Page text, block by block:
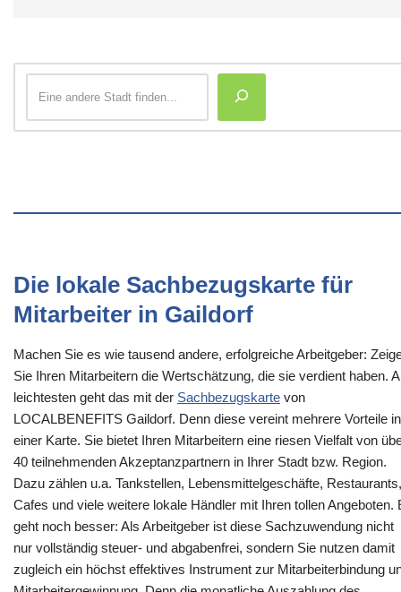
Die lokale Sachbezugskarte für
Mitarbeiter in Gaildorf
Machen Sie es wie tausend andere, erfolgreiche Arbeitgeber:
Sie Ihren Mitarbeitern die Wertschätzung, die sie verdient haben.
leichtesten geht das mit der Sachbezugskarte von
LOCALBENEFITS Gaildorf. Denn diese vereint mehrere Vorteile in
einer Karte. Sie bietet Ihren Mitarbeitern eine riesen Vielfalt von
40 teilnehmenden Akzeptanzpartnern in Ihrer Stadt bzw. Region.
Dazu zählen u.a. Tankstellen, Lebensmittelgeschäfte, Restaurants,
Cafes und viele weitere lokale Händler mit Ihren tollen Angeboten.
geht noch besser: Als Arbeitgeber ist diese Sachzuwendung nicht
nur vollständig steuer- und abgabenfrei, sondern Sie nutzen damit
zugleich ein höchst effektives Instrument zur Mitarbeiterbindung